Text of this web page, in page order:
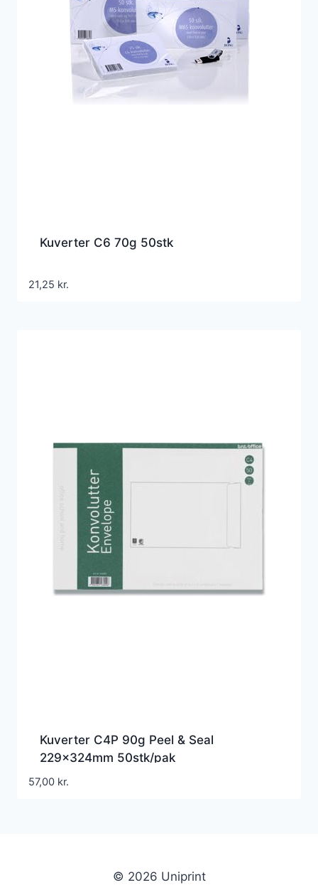
Kuverter C6 70g 50stk
21,25 kr.
Kuverter C4P 90g Peel & Seal
229x324mm 50stk/pak
57,00 kr.
© 2026 Uniprint